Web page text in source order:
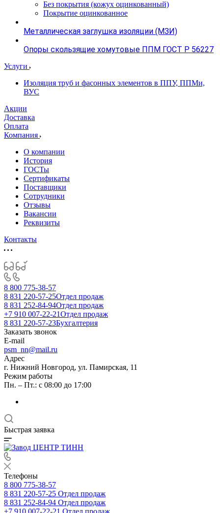
Без покрытия (кожух оцинкованный)
Покрытие оцинкованное
Металлическая заглушка изоляции (МЗИ)
Опоры скользящие хомутовые ППМ ГОСТ Р 56227
Услуги
Изоляция труб и фасонных элементов в ППУ, ППМи,
ВУС
Акции
Доставка
Оплата
Компания
О компании
История
ГОСТы
Сертификаты
Поставщики
Сотрудники
Отзывы
Вакансии
Реквизиты
Контакты
8 800 775-38-57
8 831 220-57-25Отдел продаж
8 831 252-84-94Отдел продаж
+7 910 007-22-21Отдел продаж
8 831 220-57-23Бухгалтерия
Заказать звонок
E-mail
psm_nn@mail.ru
Адрес
г. Нижний Новгород, ул. Памирская, 11
Режим работы
Пн. – Пт.: с 08:00 до 17:00
Быстрая заявка
Телефоны
8 800 775-38-57
8 831 220-57-25 Отдел продаж
8 831 252-84-94 Отдел продаж
+7 910 007-22-21 Отдел продаж